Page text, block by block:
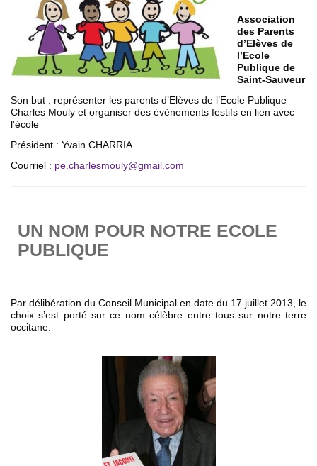
Association
des Parents
d’Elèves de
l’Ecole
Publique de
Saint-Sauveur
Son but : représenter les parents d’Elèves de l’Ecole Publique
Charles Mouly et organiser des évènements festifs en lien avec
l'école
Président : Yvain CHARRIA
Courriel : pe.charlesmouly@gmail.com
UN NOM POUR NOTRE ECOLE
PUBLIQUE
Par délibération du Conseil Municipal en date du 17 juillet 2013, le
choix s’est porté sur ce nom célèbre entre tous sur notre terre
occitane.